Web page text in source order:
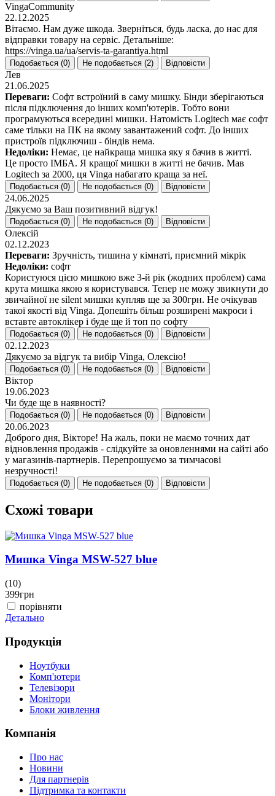
VingaCommunity
22.12.2025
Вітаємо. Нам дуже шкода. Зверніться, будь ласка, до нас для
відправки товару на сервіс. Детальніше:
https://vinga.ua/ua/servis-ta-garantiya.html
Подобається (0) Не подобається (2) Відповісти
Лев
21.06.2025
Переваги: Софт встроїний в саму мишку. Бінди зберігаються
після підключення до інших комп'ютерів. Тобто вони
програмуються всередині мишки. Натомість Logitech має софт
саме тільки на ПК на якому завантажений софт. До інших
пристроїв підключиш - біндів нема.
Недоліки: Немає, це найкраща мишка яку я бачив в житті.
Це просто ІМБА. Я кращої мишки в житті не бачив. Мав
Logitech за 2000, ця Vinga набагато краща за неї.
Подобається (0) Не подобається (0) Відповісти
24.06.2025
Дякуємо за Ваш позитивний відгук!
Подобається (0) Не подобається (0) Відповісти
Олексій
02.12.2023
Переваги: Зручність, тишина у кімнаті, приємний мікрік
Недоліки: софт
Користуюся цією мишкою вже 3-й рік (жодних проблем) сама
крута мишка якою я користувався. Тепер не можу звикнути до
звичайної не silent мишки купляв ще за 300грн. Не очікував
такої якості від Vinga. Допешіть більш розширені макроси і
вставте автоклікер і буде ще й топ по софту
Подобається (0) Не подобається (0) Відповісти
02.12.2023
Дякуємо за відгук та вибір Vinga, Олексію!
Подобається (0) Не подобається (0) Відповісти
Віктор
19.06.2023
Чи буде ще в наявності?
Подобається (0) Не подобається (0) Відповісти
20.06.2023
Доброго дня, Вікторе! На жаль, поки не маємо точних дат
відновлення продажів - слідкуйте за оновленнями на сайті або
у магазинів-партнерів. Перепрошуємо за тимчасові
незручності!
Подобається (0) Не подобається (0) Відповісти
Схожі товари
Мишка Vinga MSW-527 blue
(10)
399грн
порівняти
Детально
Продукція
Ноутбуки
Комп'ютери
Телевізори
Монітори
Блоки живлення
Компанія
Про нас
Новини
Для партнерів
Підтримка та контакти